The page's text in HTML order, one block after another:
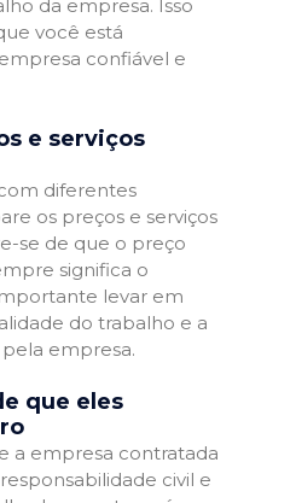
da empresa. Isso
você está
confiável e
e serviços
diferentes
os preços e serviços
se de que o preço
significa o
levar em
do trabalho e a
empresa.
que eles
a empresa contratada
civil e